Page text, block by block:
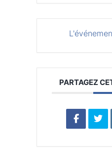
PARTAGEZ